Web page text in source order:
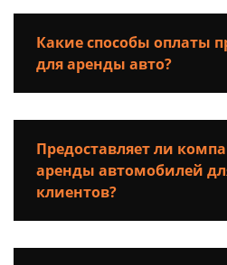
Какие способы оплаты
для аренды авто?
Предоставляет ли
аренды автомобилей
клиентов?